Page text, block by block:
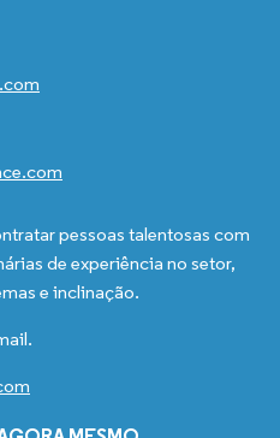
pessoas talentosas com
de experiência no setor,
e inclinação.